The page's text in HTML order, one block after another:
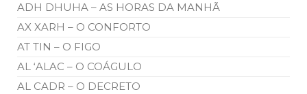
ADH DHUHA – AS HORAS DA MANHÃ
AX XARH – O CONFORTO
AT TIN – O FIGO
AL ‘ALAC – O COÁGULO
AL CADR – O DECRETO